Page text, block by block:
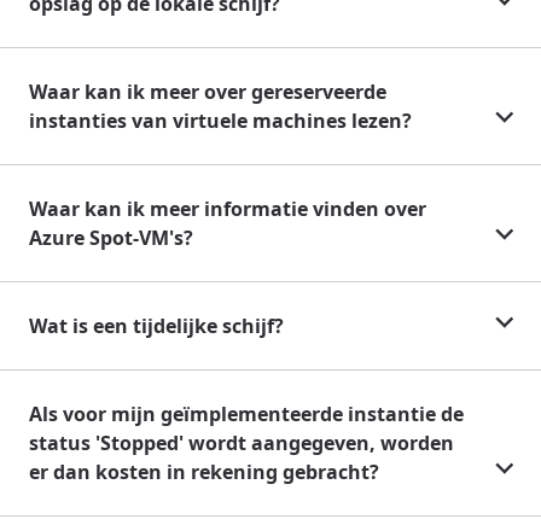
Waar kan ik meer over gereserveerde
instanties van virtuele machines lezen?
Waar kan ik meer informatie vinden over
Azure Spot-VM's?
Wat is een tijdelijke schijf?
Als voor mijn geïmplementeerde instantie de
status 'Stopped' wordt aangegeven, worden
er dan kosten in rekening gebracht?